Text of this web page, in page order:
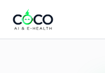
EspañolEnglish